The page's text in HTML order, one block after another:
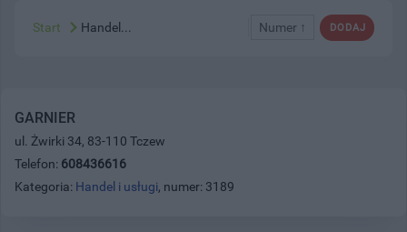
DODAJ
Numer ↑
Start Handel...
GARNIER
ul. Żwirki 34, 83-110 Tczew
Telefon: 608436616
Kategoria: Handel i usługi, numer: 3189